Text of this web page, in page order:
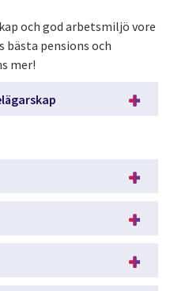
och god arbetsmiljö vore
bästa pensions och
mer!